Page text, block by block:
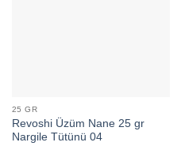
25 GR
Revoshi Üzüm Nane 25 gr
Nargile Tütünü 04